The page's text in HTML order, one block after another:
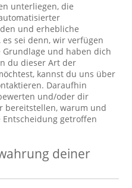
unterliegen, die
und erhebliche
sei denn, wir verfügen
und haben dich
du dieser Art der
kannst du uns über
Daraufhin
und/oder dir
bereitstellen, warum und
getroffen
deiner